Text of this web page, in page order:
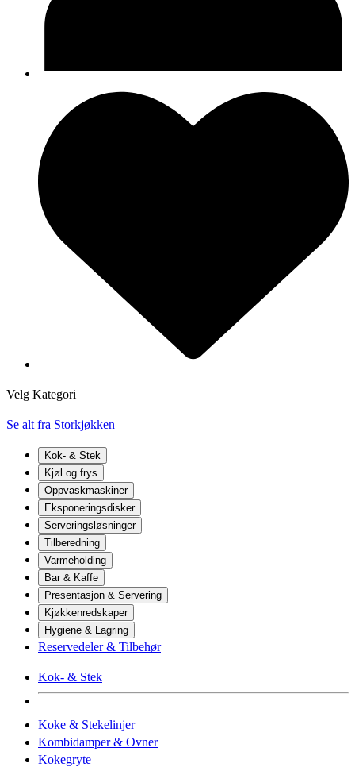
Velg Kategori
Se alt fra Storkjøkken
Kok- & Stek
Kjøl og frys
Oppvaskmaskiner
Eksponeringsdisker
Serveringsløsninger
Tilberedning
Varmeholding
Bar & Kaffe
Presentasjon & Servering
Kjøkkenredskaper
Hygiene & Lagring
Reservedeler & Tilbehør
Kok- & Stek
Koke & Stekelinjer
Kombidamper & Ovner
Kokegryte